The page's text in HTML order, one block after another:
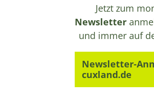
Jetzt zum
Newsletter
und immer auf
Newsletter-
cuxland.de